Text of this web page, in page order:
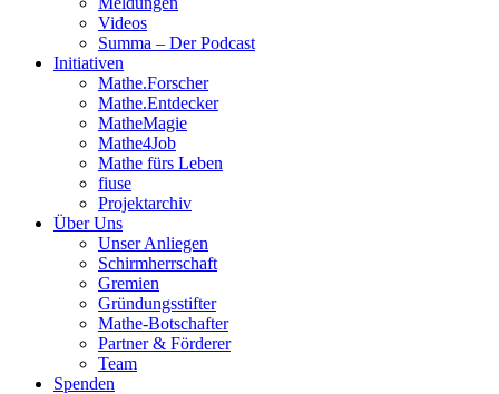
Videos
Summa – Der Podcast
Initiativen
Mathe.Forscher
Mathe.Entdecker
MatheMagie
Mathe4Job
Mathe fürs Leben
fiuse
Projektarchiv
Über Uns
Unser Anliegen
Schirmherrschaft
Gremien
Gründungsstifter
Mathe-Botschafter
Partner & Förderer
Team
Spenden